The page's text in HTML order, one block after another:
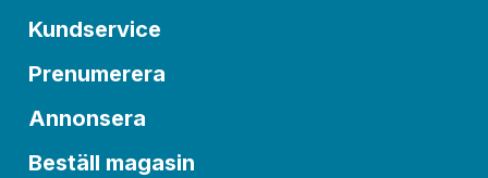
Kundservice
Prenumerera
Annonsera
Beställ magasin